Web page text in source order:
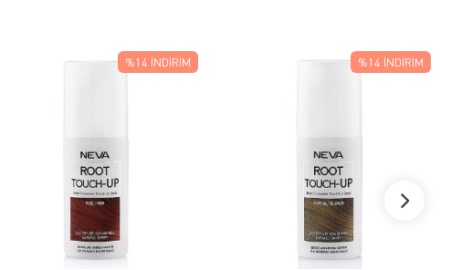
FAVORILERE EKLE
SEPETE EKLE
%14 İNDIRIM
FAVORILERE EKLE
SEPETE EKLE
%14 İNDIRIM